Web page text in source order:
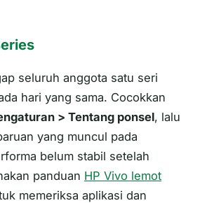
seluruh anggota satu seri
hari yang sama. Cocokkan
> Tentang ponsel, lalu
yang muncul pada
belum stabil setelah
panduan HP Vivo lemot
memeriksa aplikasi dan